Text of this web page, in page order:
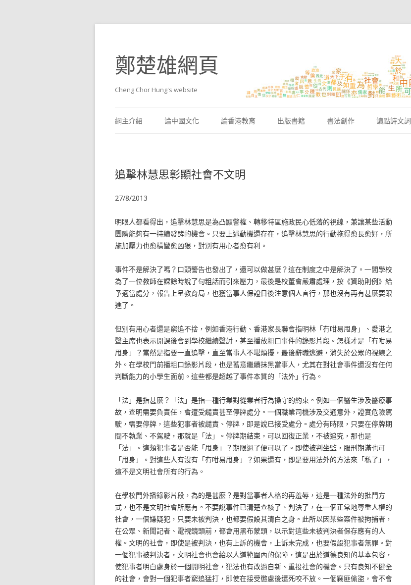
鄭楚雄網頁
Cheng Chor Hung's website
網主介紹
論中國文化 論香港教育 出版書籍 書法創作 讀點詩文詞
追擊林慧思彰顯社會不文明
27/8/2013
明眼人都看得出，追擊林慧思是為凸顯警權、轉移特區施政民心低落的視線，兼讓某些活動
團體能夠有一持續發酵的機會。只要上述動機還存在，追擊林慧思的行動拖得愈長愈好，所
施加壓力也愈橫蠻愈凶狠，對別有用心者愈有利。
事件不是解決了嗎？口頭警告也發出了，還可以做甚麼？這在制度之中是解決了。一間學校
為了一位教師在課餘時說了句粗話而引來壓力，最後是校董會嚴肅處理，按《資助則例》給
予適當處分，報告上呈教育局，也獲當事人保證日後注意個人言行，那也沒有再有甚麼要跟
進了。
但別有用心者還是窮追不捨，例如香港行動、香港家長聯會指明林「冇咁易甩身」、愛港之
聲主席也表示開課後會到學校繼續聲討，甚至播放粗口事件的錄影片段。怎樣才是「冇咁易
甩身」？當然是指要一直追擊，直至當事人不堪煩擾，最後辭職逃避，消失於公眾的視線之
外。在學校門前播粗口錄影片段，也是蓄意繼續抹黑當事人，尤其在對社會事件還沒有任何
判斷能力的小學生面前。這些都是超越了事件本質的「法外」行為。
「法」是指甚麼？「法」是指一種行業對從業者行為操守的約束。例如一個醫生涉及醫療事
故，查明需要負責任，會遭受譴責甚至停牌處分。一個職業司機涉及交通意外，證實危險駕
駛，需要停牌，這些犯事者被譴責、停牌，即是說已接受處分。處分有時限，只要在停牌期
間不執業、不駕駛，那就是「法」。停牌期結束，可以回復正業，不被追究，那也是
「法」。這類犯事者是否能「甩身」？期限過了便可以了。即使被判坐監，服刑期滿也可
「甩身」。對這些人有沒有「冇咁易甩身」？如果還有，即是要用法外的方法來「私了」，
這不是文明社會所有的行為。
在學校門外播錄影片段，為的是甚麼？是對當事者人格的再羞辱，這是一種法外的批鬥方
式，也不是文明社會所應有。不要說事件已清楚查核了、判決了，在一個正常地尊重人權的
社會，一個嫌疑犯，只要未被判決，也都要假設其清白之身。此所以因某些案件被拘捕者，
在公眾、新聞記者、電視鏡頭前，都會用黑布蒙頭，以示對這些未被判決者保存應有的人
權。文明的社會，即使是被判決，也有上訴的機會，上訴未完成，也要假設犯事者無罪。對
一個犯事被判決者，文明社會也會給以人道範圍內的保障，這是出於道德良知的基本包容，
使犯事者明白處身於一個開明社會，犯法也有改過自新、重投社會的機會。只有良知不健全
的社會，會對一個犯事者窮追猛打，即使在接受懲處後還死咬不放。一個竊匪偷盜，會不會